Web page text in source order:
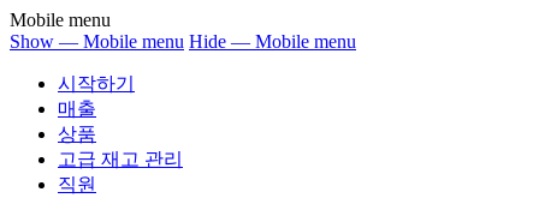
Mobile menu
Show — Mobile menu Hide — Mobile menu
시작하기
매출
상품
고급 재고 관리
직원